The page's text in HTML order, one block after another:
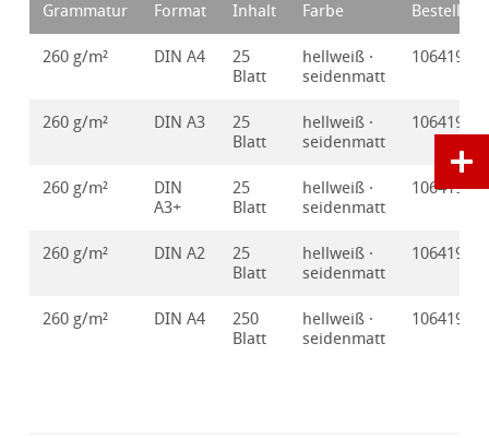
Grammatur Format Inhalt Farbe Bestellnr.
260 g/m² DIN A4
25
Blatt
hellweiß ·
seidenmatt
10641930
260 g/m² DIN A3
25
Blatt
hellweiß ·
seidenmatt
10641931
260 g/m²
DIN
A3+
25
Blatt
hellweiß ·
seidenmatt
10641932
260 g/m² DIN A2
25
Blatt
hellweiß ·
seidenmatt
10641933
260 g/m² DIN A4
250
Blatt
hellweiß ·
seidenmatt
10641934